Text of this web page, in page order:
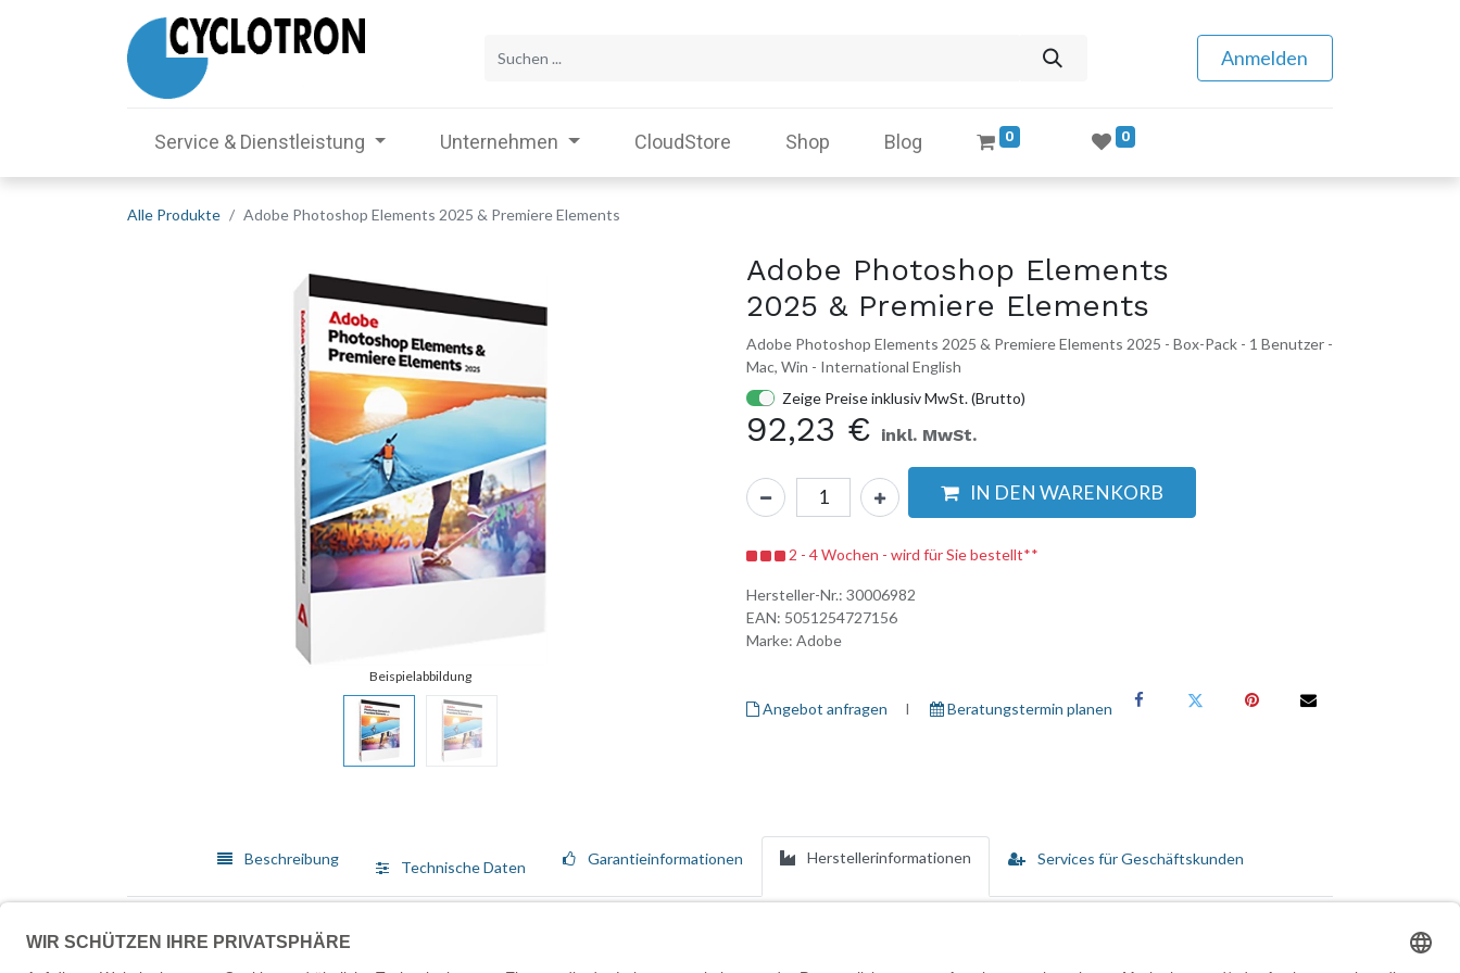
Anmelden
Service & Dienstleistung Unternehmen CloudStore Shop Blog 0 0
Alle Produkte Adobe Photoshop Elements 2025 & Premiere Elements
Adobe Photoshop Elements
2025 & Premiere Elements
Adobe Photoshop Elements 2025 & Premiere Elements 2025 - Box-Pack - 1 Benutzer -
Mac, Win - International English
Zeige Preise inklusiv MwSt. (Brutto)
92,23 € inkl. MwSt.
IN DEN WARENKORB
2 - 4 Wochen - wird für Sie bestellt**
Hersteller-Nr.: 30006982
EAN: 5051254727156
Marke: Adobe
Angebot anfragen I ​ Beratungstermin planen
Beschreibung Technische Daten Garantieinformationen Herstellerinformationen Services für Geschäftskunden
Software jetzt auch zusammen mit Apps für noch mehr Kreativität und Produktivität.